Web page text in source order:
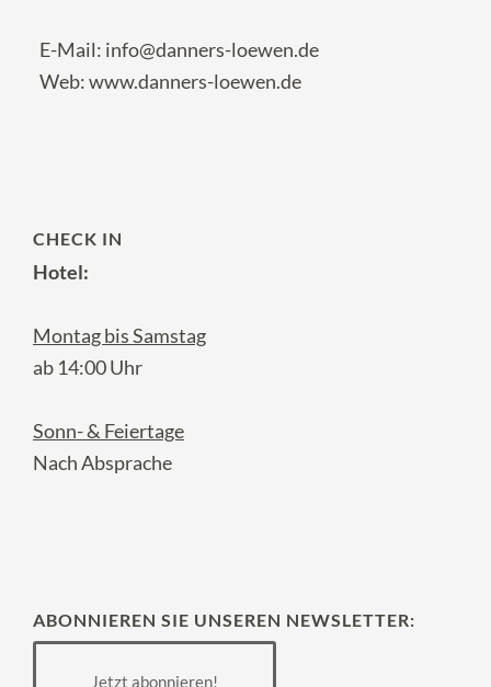
E-Mail: info@danners-loewen.de
Web:www.danners-loewen.de
CHECK IN
Hotel:
Montag bis Samstag
ab 14:00 Uhr
Sonn- & Feiertage
Nach Absprache
ABONNIEREN SIE UNSEREN NEWSLETTER:
Jetzt abonnieren!